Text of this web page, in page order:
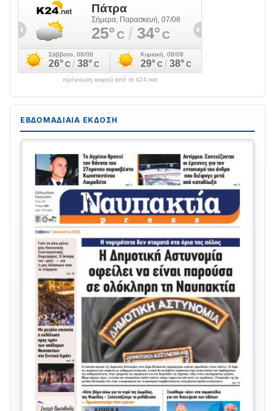
πρόγνωση καιρού από το k24.net